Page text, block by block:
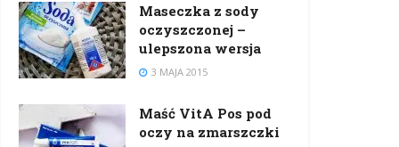
Maseczka z sody
oczyszczonej –
ulepszona wersja
3 MAJA 2015
Maść VitA Pos pod
oczy na zmarszczki